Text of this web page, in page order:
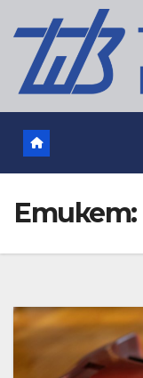
Етикет: